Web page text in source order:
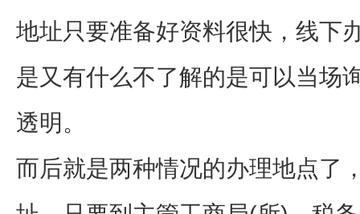
地址只要准备好资料很快，线下
是又有什么不了解的是可以当场
透明。
而后就是两种情况的办理地点了